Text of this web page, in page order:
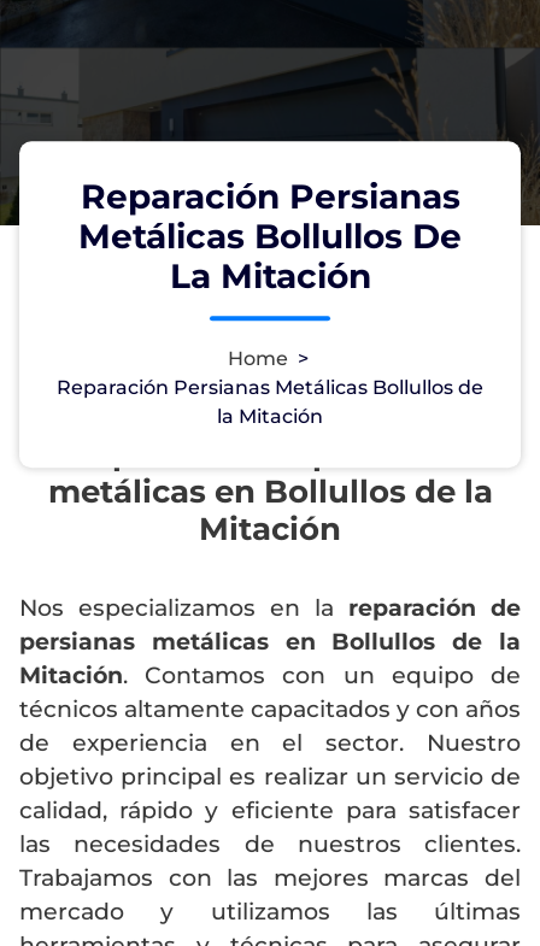
Reparación Persianas
Metálicas Bollullos De
La Mitación
Home >
Reparación Persianas Metálicas Bollullos de
la Mitación
metálicas en Bollullos de la
Mitación
Nos especializamos en la reparación de
persianas metálicas en Bollullos de la
Mitación. Contamos con un equipo de
técnicos altamente capacitados y con años
de experiencia en el sector. Nuestro
objetivo principal es realizar un servicio de
calidad, rápido y eficiente para satisfacer
las necesidades de nuestros clientes.
Trabajamos con las mejores marcas del
mercado y utilizamos las últimas